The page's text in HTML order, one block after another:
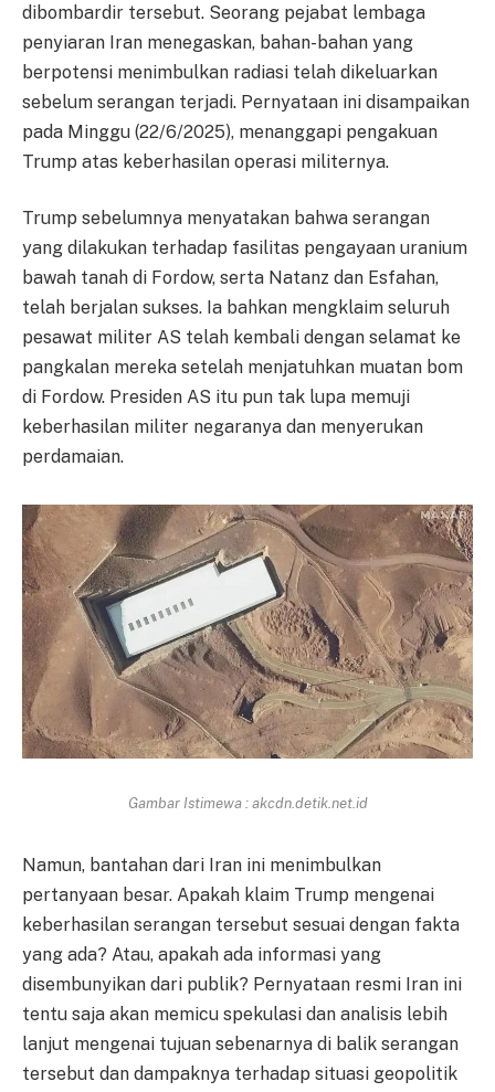
dibombardir tersebut. Seorang pejabat lembaga
penyiaran Iran menegaskan, bahan-bahan yang
berpotensi menimbulkan radiasi telah dikeluarkan
sebelum serangan terjadi. Pernyataan ini disampaikan
pada Minggu (22/6/2025), menanggapi pengakuan
Trump atas keberhasilan operasi militernya.
Trump sebelumnya menyatakan bahwa serangan
yang dilakukan terhadap fasilitas pengayaan uranium
bawah tanah di Fordow, serta Natanz dan Esfahan,
telah berjalan sukses. Ia bahkan mengklaim seluruh
pesawat militer AS telah kembali dengan selamat ke
pangkalan mereka setelah menjatuhkan muatan bom
di Fordow. Presiden AS itu pun tak lupa memuji
keberhasilan militer negaranya dan menyerukan
perdamaian.
Gambar Istimewa : akcdn.detik.net.id
Namun, bantahan dari Iran ini menimbulkan
pertanyaan besar. Apakah klaim Trump mengenai
keberhasilan serangan tersebut sesuai dengan fakta
yang ada? Atau, apakah ada informasi yang
disembunyikan dari publik? Pernyataan resmi Iran ini
tentu saja akan memicu spekulasi dan analisis lebih
lanjut mengenai tujuan sebenarnya di balik serangan
tersebut dan dampaknya terhadap situasi geopolitik